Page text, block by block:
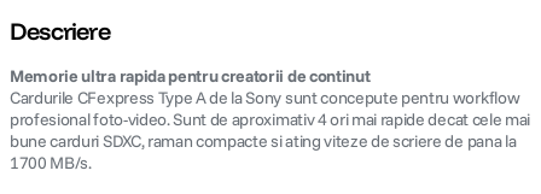
3. trepied telefon
4. peak design
5. canon sx740 hs
Descriere
Memorie ultra rapida pentru creatorii de continut
Cardurile CFexpress Type A de la Sony sunt concepute pentru workflow
profesional foto-video. Sunt de aproximativ 4 ori mai rapide decat cele mai
bune carduri SDXC, raman compacte si ating viteze de scriere de pana la
1700 MB/s.